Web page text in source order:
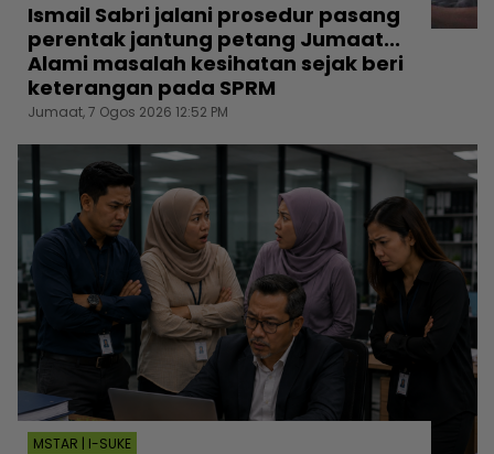
Ismail Sabri jalani prosedur pasang
perentak jantung petang Jumaat...
Alami masalah kesihatan sejak beri
keterangan pada SPRM
Jumaat, 7 Ogos 2026 12:52 PM
MSTAR | I-SUKE